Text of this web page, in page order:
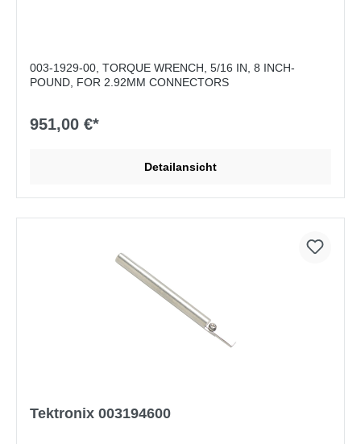
003-1929-00, TORQUE WRENCH, 5/16 IN, 8 INCH-
POUND, FOR 2.92MM CONNECTORS
951,00 €*
Detailansicht
Tektronix 003194600